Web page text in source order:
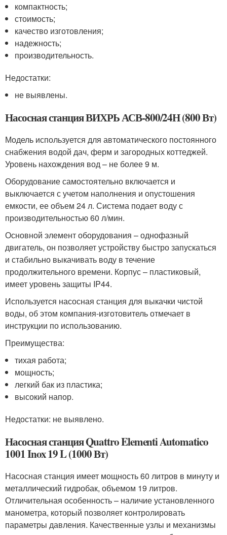
компактность;
стоимость;
качество изготовления;
надежность;
производительность.
Недостатки:
не выявлены.
Насосная станция ВИХРЬ АСВ-800/24Н (800 Вт)
Модель используется для автоматического постоянного
снабжения водой дач, ферм и загородных коттеджей.
Уровень нахождения вод – не более 9 м.
Оборудование самостоятельно включается и
выключается с учетом наполнения и опустошения
емкости, ее объем 24 л. Система подает воду с
производительностью 60 л/мин.
Основной элемент оборудования – однофазный
двигатель, он позволяет устройству быстро запускаться
и стабильно выкачивать воду в течение
продолжительного времени. Корпус – пластиковый,
имеет уровень защиты IP44.
Используется насосная станция для выкачки чистой
воды, об этом компания-изготовитель отмечает в
инструкции по использованию.
Преимущества:
тихая работа;
мощность;
легкий бак из пластика;
высокий напор.
Недостатки: не выявлено.
Насосная станция Quattro Elementi Automatico
1001 Inox 19 L (1000 Вт)
Насосная станция имеет мощность 60 литров в минуту и
металлический гидробак, объемом 19 литров.
Отличительная особенность – наличие установленного
манометра, который позволяет контролировать
параметры давления. Качественные узлы и механизмы